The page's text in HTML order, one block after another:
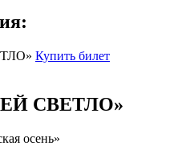
Купить билет
СВЕТЛО»
осень»